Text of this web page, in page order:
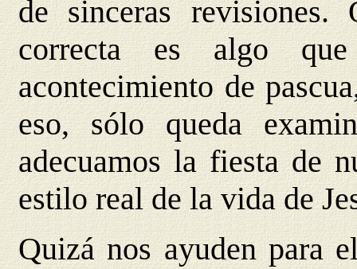
de sinceras revisiones.
correcta es algo
acontecimiento de
eso, sólo queda
adecuamos la fiesta de
estilo real de la vida de
Quizá nos ayuden para